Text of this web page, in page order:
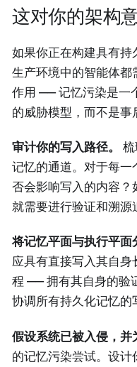
这对你的架构
如果你正在构建具有
生产环境中的智能体
作用 —— 记忆污染是一
的威胁模型，而不是事
审计你的写入路径。
记忆的通道。对于每一
否会影响写入的内容？
就需要进行验证和溯源
将记忆平面与执行平面
应具有直接写入其自
程 —— 拥有其自身的验
协调所有持久化记忆的
假设系统已被入侵，并
的记忆污染尝试。设